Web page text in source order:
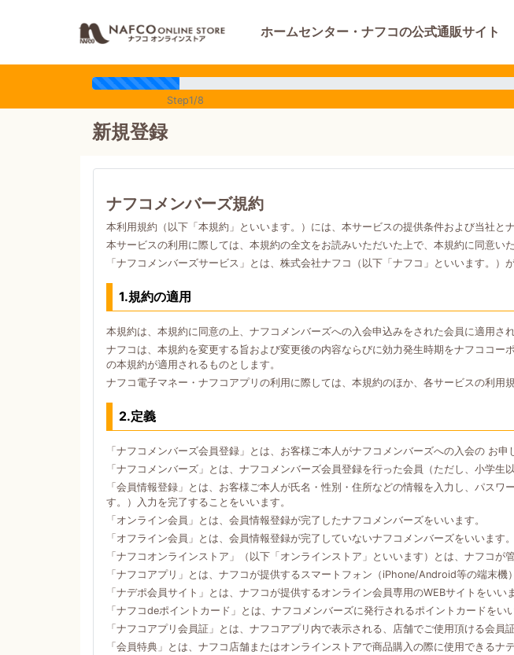
ホームセンター・ナフコの公式通販サイト
Step1/8
新規登録
ナフコメンバーズ規約
本利用規約（以下「本規約」といいます。）には、本サービスの提供条件および当社と
本サービスの利用に際しては、本規約の全文をお読みいただいた上で、本規約に同意い
「ナフコメンバーズサービス」とは、株式会社ナフコ（以下「ナフコ」といいます。）
1.規約の適用
本規約は、本規約に同意の上、ナフコメンバーズへの入会申込みをされた会員に適用さ
ナフコは、本規約を変更する旨および変更後の内容ならびに効力発生時期をナフココ
の本規約が適用されるものとします。
ナフコ電子マネー・ナフコアプリの利用に際しては、本規約のほか、各サービスの利用
2.定義
「ナフコメンバーズ会員登録」とは、お客様ご本人がナフコメンバーズへの入会の お
「ナフコメンバーズ」とは、ナフコメンバーズ会員登録を行った会員（ただし、小学
「会員情報登録」とは、お客様ご本人が氏名・性別・住所などの情報を入力し、パス
す。）入力を完了することをいいます。
「オンライン会員」とは、会員情報登録が完了したナフコメンバーズをいいます。
「オフライン会員」とは、会員情報登録が完了していないナフコメンバーズをいいます。
「ナフコオンラインストア」（以下「オンラインストア」といいます）とは、ナフコが
「ナフコアプリ」とは、ナフコが提供するスマートフォン（iPhone/Android等の端末機
「ナデポ会員サイト」とは、ナフコが提供するオンライン会員専用のWEBサイトをいいま
「ナフコdeポイントカード」とは、ナフコメンバーズに発行されるポイントカードをい
「ナフコアプリ会員証」とは、ナフコアプリ内で表示される、店舗でご使用頂ける会員
「会員特典」とは、ナフコ店舗またはオンラインストアで商品購入の際に使用できる